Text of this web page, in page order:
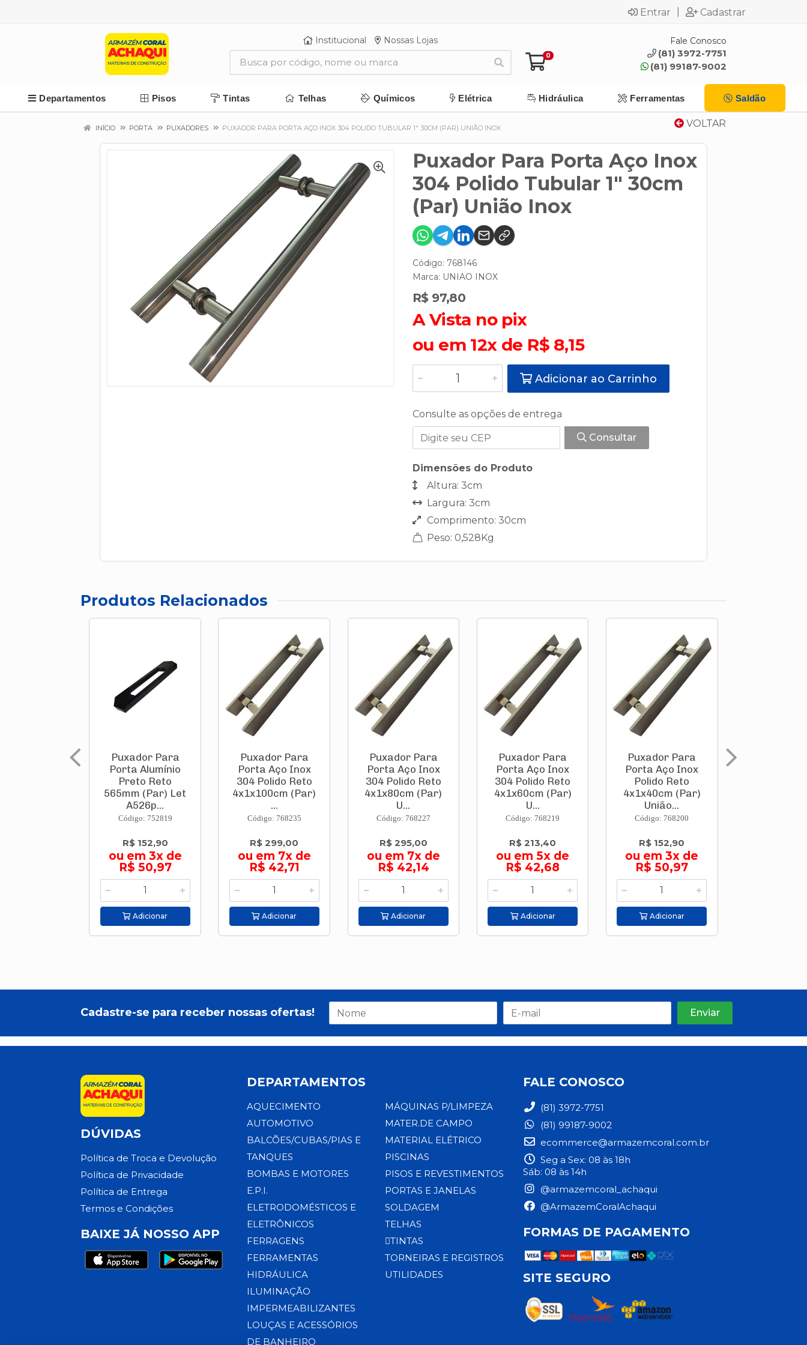
Entrar Cadastrar
Institucional Nossas Lojas
0
Fale Conosco
(81) 3972-7751
(81) 99187-9002
Departamentos Pisos Tintas Telhas Químicos Elétrica Hidráulica Ferramentas Saldão
VOLTAR
INÍCIO PORTA PUXADORES PUXADOR PARA PORTA AÇO INOX 304 POLIDO TUBULAR 1" 30CM (PAR) UNIÃO INOX
Puxador Para Porta Aço Inox
304 Polido Tubular 1" 30cm
(Par) União Inox
Código: 768146
Marca: UNIAO INOX
R$ 97,80
A Vista no pix
ou em 12x de R$ 8,15
Adicionar ao Carrinho
Consulte as opções de entrega
Consultar
Dimensões do Produto
Altura: 3cm
Largura: 3cm
Comprimento: 30cm
Peso: 0,528Kg
Produtos Relacionados
Puxador Para
Porta Alumínio
Preto Reto
565mm (Par) Let
A526p...
Código: 752819
R$ 152,90
ou em 3x de
R$ 50,97
Adicionar
Puxador Para
Porta Aço Inox
304 Polido Reto
4x1x100cm (Par)
...
Código: 768235
R$ 299,00
ou em 7x de
R$ 42,71
Adicionar
Puxador Para
Porta Aço Inox
304 Polido Reto
4x1x80cm (Par)
U...
Código: 768227
R$ 295,00
ou em 7x de
R$ 42,14
Adicionar
Puxador Para
Porta Aço Inox
304 Polido Reto
4x1x60cm (Par)
U...
Código: 768219
R$ 213,40
ou em 5x de
R$ 42,68
Adicionar
Puxador Para
Porta Aço Inox
Polido Reto
4x1x40cm (Par)
União...
Código: 768200
R$ 152,90
ou em 3x de
R$ 50,97
Adicionar
Cadastre-se para receber nossas ofertas!
DÚVIDAS
Política de Troca e Devolução
Política de Privacidade
Política de Entrega
Termos e Condições
BAIXE JÁ NOSSO APP
DEPARTAMENTOS
AQUECIMENTO
AUTOMOTIVO
BALCÕES/CUBAS/PIAS E
TANQUES
BOMBAS E MOTORES
E.P.I.
ELETRODOMÉSTICOS E
ELETRÔNICOS
FERRAGENS
FERRAMENTAS
HIDRÁULICA
ILUMINAÇÃO
IMPERMEABILIZANTES
LOUÇAS E ACESSÓRIOS
DE BANHEIRO
MÁQUINAS P/LIMPEZA
MATER.DE CAMPO
MATERIAL ELÉTRICO
PISCINAS
PISOS E REVESTIMENTOS
PORTAS E JANELAS
SOLDAGEM
TELHAS
TINTAS
TORNEIRAS E REGISTROS
UTILIDADES
FALE CONOSCO
(81) 3972-7751
(81) 99187-9002
ecommerce@armazemcoral.com.br
Seg a Sex: 08 às 18h
Sáb: 08 às 14h
@armazemcoral_achaqui
@ArmazemCoralAchaqui
FORMAS DE PAGAMENTO
SITE SEGURO